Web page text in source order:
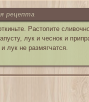
рецепта
Растопите
лук и чеснок и
лук не размягчатся.